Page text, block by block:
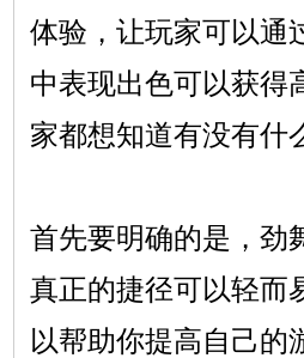
体验，让玩家可以通
中表现出色可以获得
家都想知道有没有什
首先要明确的是，劲
真正的捷径可以轻而
以帮助你提高自己的